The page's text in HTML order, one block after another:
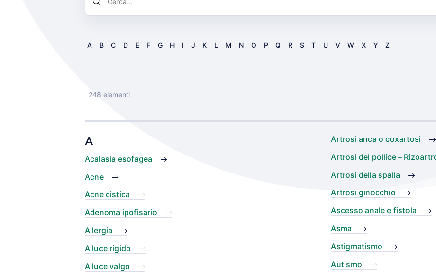
A B C D E F G H I J K L M N O P Q R S T U V W X Y Z
248 elementi
A
Acalasia esofagea
Acne
Acne cistica
Adenoma ipofisario
Allergia
Alluce rigido
Alluce valgo
Artrosi anca o coxartosi
Artrosi del pollice –
Artrosi della spalla
Artrosi ginocchio
Ascesso anale e fistola
Asma
Astigmatismo
Autismo